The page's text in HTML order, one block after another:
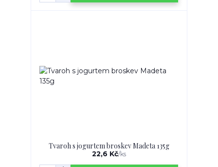
Tvaroh s jogurtem broskev Madeta 135g
22,6 Kč/ks